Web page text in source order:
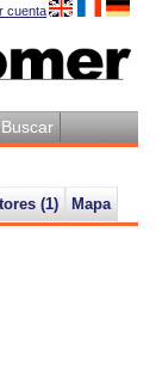
cuenta
Buscar
(1) Mapa